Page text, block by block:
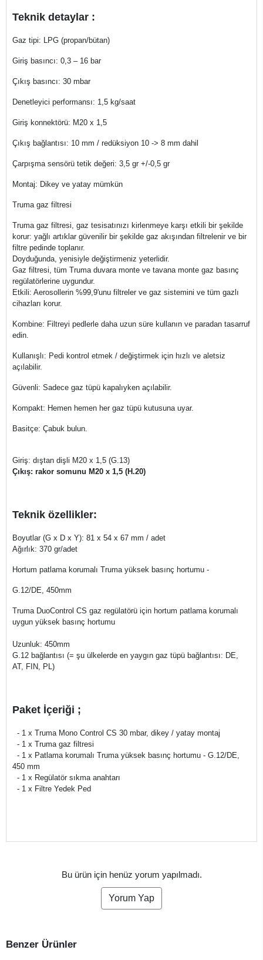
Teknik detaylar :
Gaz tipi: LPG (propan/bütan)
Giriş basıncı: 0,3 – 16 bar
Çıkış basıncı: 30 mbar
Denetleyici performansı: 1,5 kg/saat
Giriş konnektörü: M20 x 1,5
Çıkış bağlantısı: 10 mm / redüksiyon 10 -> 8 mm dahil
Çarpışma sensörü tetik değeri: 3,5 gr +/-0,5 gr
Montaj: Dikey ve yatay mümkün
Truma gaz filtresi
Truma gaz filtresi, gaz tesisatınızı kirlenmeye karşı etkili bir şekilde
korur: yağlı artıklar güvenilir bir şekilde gaz akışından filtrelenir ve bir
filtre pedinde toplanır.
Doyduğunda, yenisiyle değiştirmeniz yeterlidir.
Gaz filtresi, tüm Truma duvara monte ve tavana monte gaz basınç
regülatörlerine uygundur.
Etkili: Aerosollerin %99,9'unu filtreler ve gaz sistemini ve tüm gazlı
cihazları korur.
Kombine: Filtreyi pedlerle daha uzun süre kullanın ve paradan tasarruf
edin.
Kullanışlı: Pedi kontrol etmek / değiştirmek için hızlı ve aletsiz
açılabilir.
Güvenli: Sadece gaz tüpü kapalıyken açılabilir.
Kompakt: Hemen hemen her gaz tüpü kutusuna uyar.
Basitçe: Çabuk bulun.
Giriş: dıştan dişli M20 x 1,5 (G.13)
Çıkış: rakor somunu M20 x 1,5 (H.20)
Teknik özellikler:
Boyutlar (G x D x Y): 81 x 54 x 67 mm / adet
Ağırlık: 370 gr/adet
Hortum patlama korumalı Truma yüksek basınç hortumu -
G.12/DE, 450mm
Truma DuoControl CS gaz regülatörü için hortum patlama korumalı
uygun yüksek basınç hortumu
Uzunluk: 450mm
G.12 bağlantısı (= şu ülkelerde en yaygın gaz tüpü bağlantısı: DE,
AT, FIN, PL)
Paket İçeriği ;
- 1 x Truma Mono Control CS 30 mbar, dikey / yatay montaj
- 1 x Truma gaz filtresi
- 1 x Patlama korumalı Truma yüksek basınç hortumu - G.12/DE,
450 mm
- 1 x Regülatör sıkma anahtarı
- 1 x Filtre Yedek Ped
Bu ürün için henüz yorum yapılmadı.
Yorum Yap
Benzer Ürünler